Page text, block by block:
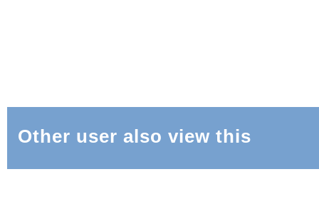
Other user also view this